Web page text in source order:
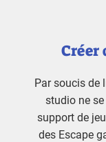
Créer
Par soucis de
studio ne
support de
des Escape